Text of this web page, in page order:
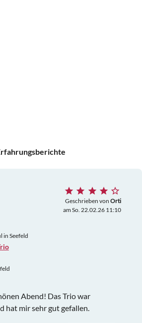
Geschrieben von Orti
am So. 22.02.26 11:10
in Seefeld
Abend! Das Trio war
hat mir sehr gut gefallen.